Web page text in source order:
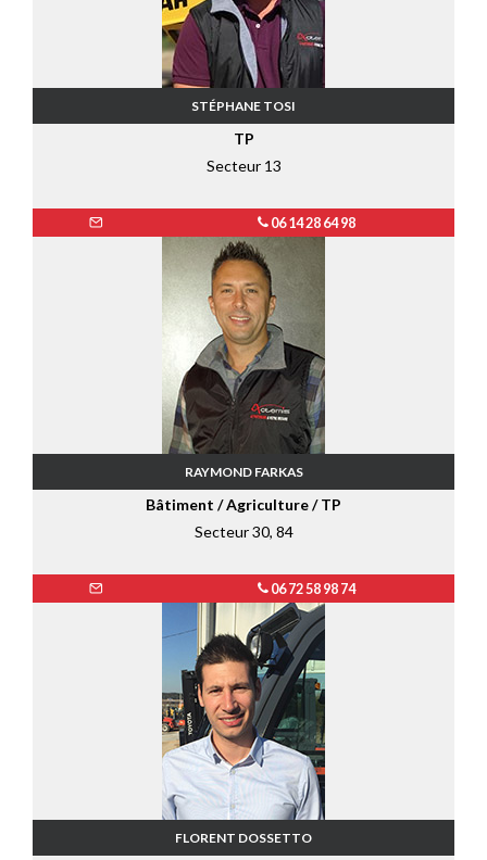
STÉPHANE TOSI
TP
Secteur 13
06 14 28 64 98
RAYMOND FARKAS
Bâtiment / Agriculture / TP
Secteur 30, 84
06 72 58 98 74
FLORENT DOSSETTO